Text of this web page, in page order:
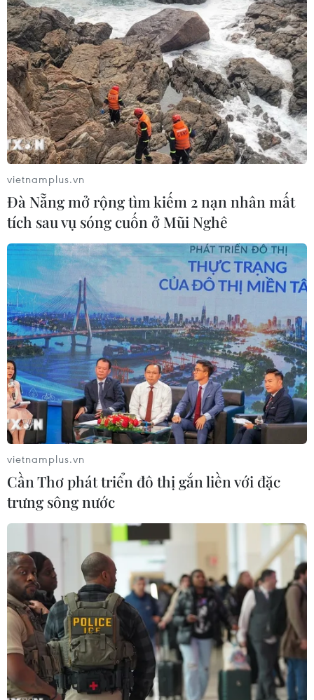
vietnamplus.vn
Đà Nẵng mở rộng tìm kiếm 2 nạn nhân mất
tích sau vụ sóng cuốn ở Mũi Nghê
vietnamplus.vn
Cần Thơ phát triển đô thị gắn liền với đặc
trưng sông nước